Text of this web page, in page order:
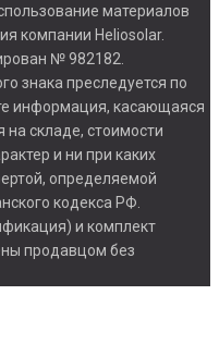
материалов
компании Heliosolar.
№ 982182.
знака преследуется по
информация, касающаяся
на складе, стоимости
и ни при каких
определяемой
кодекса РФ.
и комплект
продавцом без